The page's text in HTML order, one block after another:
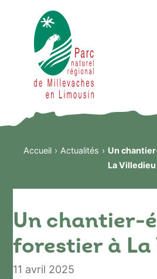
Accueil Actualités
Un
La Villedieu
Un chantier-
forestier à La
11 avril 2025